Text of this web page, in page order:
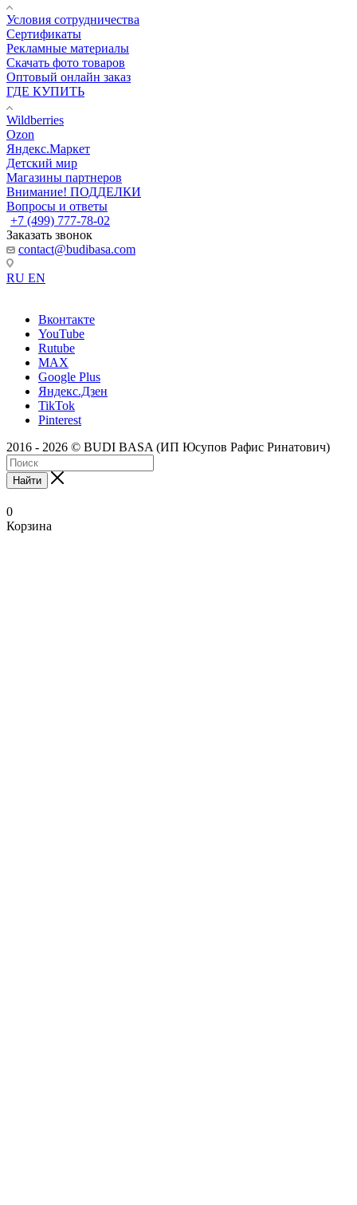
Условия сотрудничества
Сертификаты
Рекламные материалы
Скачать фото товаров
Оптовый онлайн заказ
ГДЕ КУПИТЬ
Wildberries
Ozon
Яндекс.Маркет
Детский мир
Магазины партнеров
Внимание! ПОДДЕЛКИ
Вопросы и ответы
+7 (499) 777-78-02
Заказать звонок
contact@budibasa.com
RU EN
Вконтакте
YouTube
Rutube
MAX
Google Plus
Яндекс.Дзен
TikTok
Pinterest
2016 - 2026 © BUDI BASA (ИП Юсупов Рафис Ринатович)
Найти
0
Корзина